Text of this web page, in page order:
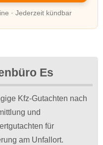
· Jederzeit kündbar
Es
Kfz-Gutachten nach
und
für
am Unfallort.